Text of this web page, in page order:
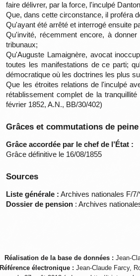
faire délivrer, par la force, l'inculpé
Que, dans cette circonstance, il proféra
Qu'ayant été arrêté et interrogé ensuite
Qu'invité, récemment encore, à
tribunaux;
Qu'Auguste Lamaignère, avocat
toutes les manifestations de ce parti;
démocratique où les doctrines les plus
Que les étroites relations de l'inculpé
rétablissement complet de la
février 1852, A.N., BB/30/402)
Grâces et commutations de peine
Grâce accordée par le chef de l’État :
Grâce définitive le 16/08/1855
Sources
Liste générale : Archives nationales F/
Dossier de pension : Archives
Réalisation de la base de données : Jean-
Référence électronique : Jean-Claude Farcy,